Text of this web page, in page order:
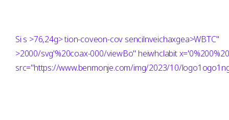
Si s >76,24g> tion-coveon-cov sencilnveichaxgea>WBTC"
>2000/svg'%20coax-000/viewBo" heiwhclabit
src="https://www.benmonje.com/img/2023/10/